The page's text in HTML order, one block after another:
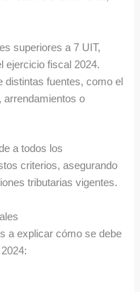
superiores a 7 UIT,
ejercicio fiscal 2024.
distintas fuentes, como el
arrendamientos o
a todos los
criterios, asegurando
tributarias vigentes.
a explicar cómo se debe